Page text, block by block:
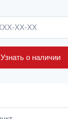
Узнать о наличии